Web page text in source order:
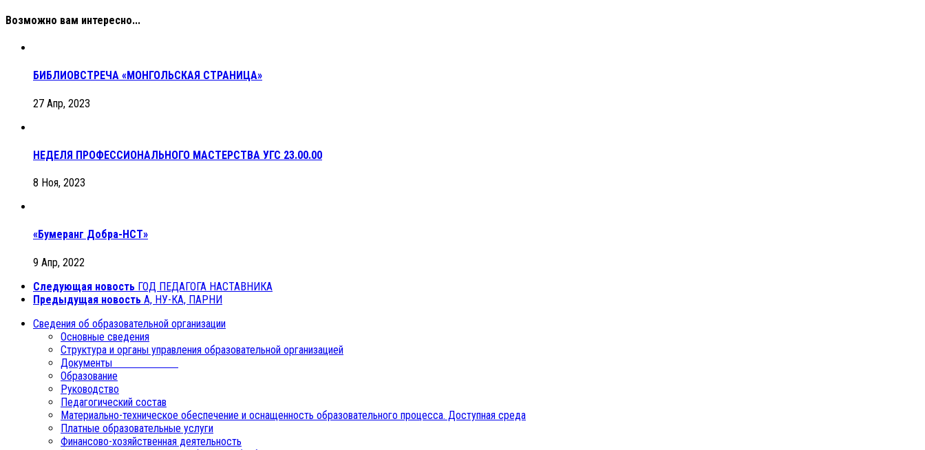
Возможно вам интересно...
БИБЛИОВСТРЕЧА «МОНГОЛЬСКАЯ СТРАНИЦА»
27 Апр, 2023
НЕДЕЛЯ ПРОФЕССИОНАЛЬНОГО МАСТЕРСТВА УГС 23.00.00
8 Ноя, 2023
«Бумеранг Добра-НСТ»
9 Апр, 2022
Следующая новость ГОД ПЕДАГОГА НАСТАВНИКА
Предыдущая новость А, НУ-КА, ПАРНИ
Сведения об образовательной организации
Основные сведения
Структура и органы управления образовательной организацией
Документы
Образование
Руководство
Педагогический состав
Материально-техническое обеспечение и оснащенность образовательного процесса. Доступная среда
Платные образовательные услуги
Финансово-хозяйственная деятельность